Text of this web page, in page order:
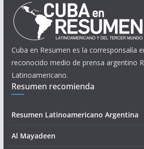
Cuba en Resumen es la corresponsalía
reconocido medio de prensa argentino
Latinoamericano.
Resumen recomienda
Resumen Latinoamericano Argentina
Al Mayadeen